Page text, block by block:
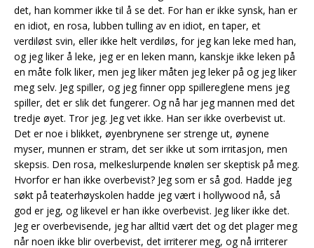
det, han kommer ikke til å se det. For han er ikke synsk, han er
en idiot, en rosa, lubben tulling av en idiot, en taper, et
verdiløst svin, eller ikke helt verdiløs, for jeg kan leke med han,
og jeg liker å leke, jeg er en leken mann, kanskje ikke leken på
en måte folk liker, men jeg liker måten jeg leker på og jeg liker
meg selv. Jeg spiller, og jeg finner opp spillereglene mens jeg
spiller, det er slik det fungerer. Og nå har jeg mannen med det
tredje øyet. Tror jeg. Jeg vet ikke. Han ser ikke overbevist ut.
Det er noe i blikket, øyenbrynene ser strenge ut, øynene
myser, munnen er stram, det ser ikke ut som irritasjon, men
skepsis. Den rosa, melkeslurpende knølen ser skeptisk på meg.
Hvorfor er han ikke overbevist? Jeg som er så god. Hadde jeg
søkt på teaterhøyskolen hadde jeg vært i hollywood nå, så
god er jeg, og likevel er han ikke overbevist. Jeg liker ikke det.
Jeg er overbevisende, jeg har alltid vært det og det plager meg
når noen ikke blir overbevist, det irriterer meg, og nå irriterer